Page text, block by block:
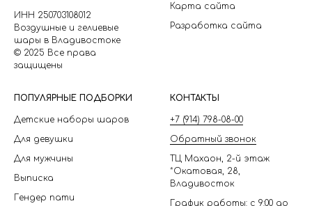
ИНН 250703108012
Воздушные и гелиевые
шары в Владивостоке
© 2025 Все права
защищены
Карта сайта
Разработка сайта
ПОПУЛЯРНЫЕ ПОДБОРКИ
Детские наборы шаров
Для девушки
Для мужчины
Выписка
Гендер пати
КОНТАКТЫ
+7 (914) 798-08-00
Обратный звонок
ТЦ Махаон, 2-й этаж
*Окатовая, 28,
Владивосток
График работы: с 9:00 до